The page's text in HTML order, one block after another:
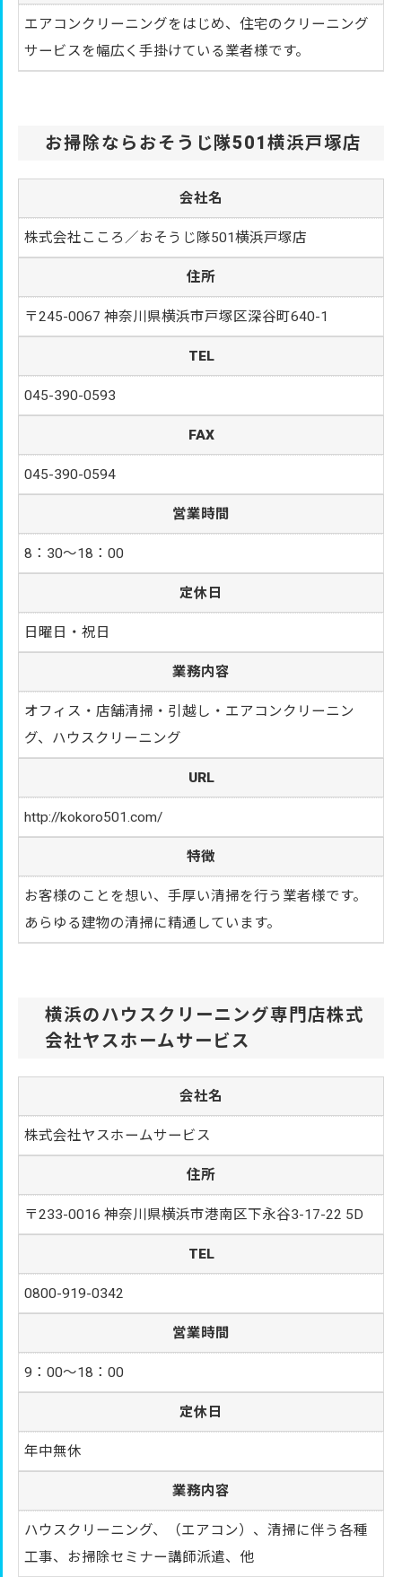
エアコンクリーニングをはじめ、住宅のクリーニング
サービスを幅広く手掛けている業者様です。
お掃除ならおそうじ隊501横浜戸塚店
会社名
株式会社こころ／おそうじ隊501横浜戸塚店
住所
〒245-0067 神奈川県横浜市戸塚区深谷町640-1
TEL
045-390-0593
FAX
045-390-0594
営業時間
8：30～18：00
定休日
日曜日・祝日
業務内容
オフィス・店舗清掃・引越し・エアコンクリーニン
グ、ハウスクリーニング
URL
http://kokoro501.com/
特徴
お客様のことを想い、手厚い清掃を行う業者様です。
あらゆる建物の清掃に精通しています。
横浜のハウスクリーニング専門店株式
会社ヤスホームサービス
会社名
株式会社ヤスホームサービス
住所
〒233-0016 神奈川県横浜市港南区下永谷3-17-22 5D
TEL
0800-919-0342
営業時間
9：00～18：00
定休日
年中無休
業務内容
ハウスクリーニング、（エアコン）、清掃に伴う各種
工事、お掃除セミナー講師派遣、他